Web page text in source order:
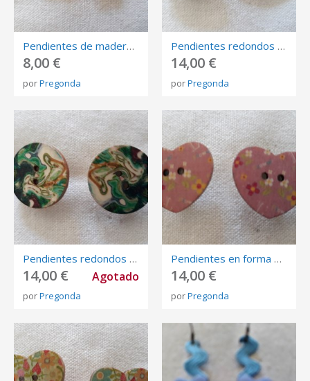
Pendientes de madera en forma de estrella, pintados en tonos rosas verdes. Cierre de presión.
8,00 €
porPregonda
Pendientes redondos de madera pintados en tonos marrones y beige. Cierre de presión.
14,00 €
porPregonda
Pendientes redondos de madera pintada en tonos verdes y blanco. Cierre de presión.
14,00 € Agotado
porPregonda
Pendientes en forma de corazón de madera pintada con flores rosas, amarillas, Cierre de presión.
14,00 €
porPregonda